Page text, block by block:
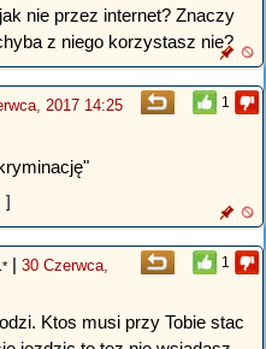
nie przez internet? Znaczy
z niego korzystasz nie?
1
2017 14:25
]
1
| 30 Czerwca,
Ktos musi przy Tobie stac